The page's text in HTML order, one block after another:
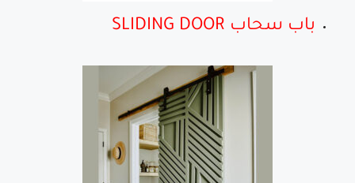
باب سحاب SLIDING DOOR